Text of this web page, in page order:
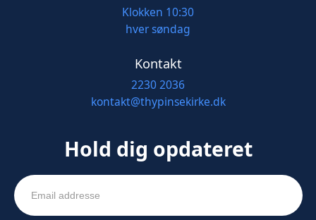
Hold dig opdateret
Klokken 10:30
hver søndag
Kontakt
2230 2036
kontakt@thypinsekirke.dk